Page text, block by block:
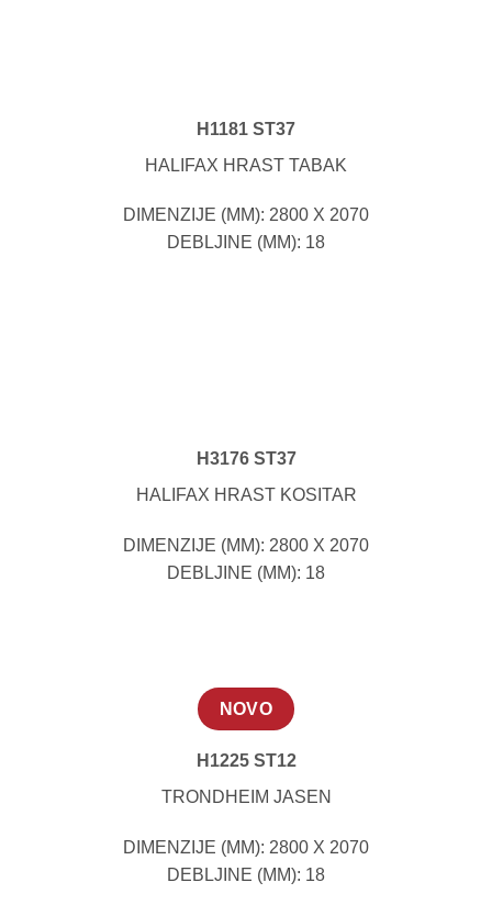
H1181 ST37
HALIFAX HRAST TABAK
DIMENZIJE (MM): 2800 X 2070
DEBLJINE (MM): 18
H3176 ST37
HALIFAX HRAST KOSITAR
DIMENZIJE (MM): 2800 X 2070
DEBLJINE (MM): 18
NOVO
H1225 ST12
TRONDHEIM JASEN
DIMENZIJE (MM): 2800 X 2070
DEBLJINE (MM): 18